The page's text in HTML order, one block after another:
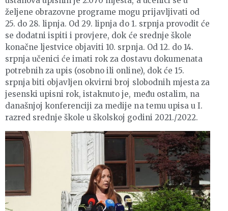
željene obrazovne programe mogu prijavljivati od
25. do 28. lipnja. Od 29. lipnja do 1. srpnja provodit će
se dodatni ispiti i provjere, dok će srednje škole
konačne ljestvice objaviti 10. srpnja. Od 12. do 14.
srpnja učenici će imati rok za dostavu dokumenata
potrebnih za upis (osobno ili online), dok će 15.
srpnja biti objavljen okvirni broj slobodnih mjesta za
jesenski upisni rok, istaknuto je, među ostalim, na
današnjoj konferenciji za medije na temu upisa u I.
razred srednje škole u školskoj godini 2021./2022.